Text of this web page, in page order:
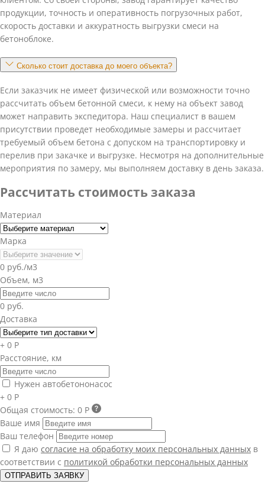
продукции, точность и оперативность погрузочных работ,
скорость доставки и аккуратность выгрузки смеси на
бетоноблоке.
Сколько стоит доставка до моего объекта?
Если заказчик не имеет физической или возможности точно
рассчитать объем бетонной смеси, к нему на объект завод
может направить экспедитора. Наш специалист в вашем
присутствии проведет необходимые замеры и рассчитает
требуемый объем бетона с допуском на транспортировку и
перелив при закачке и выгрузке. Несмотря на дополнительные
мероприятия по замеру, мы выполняем доставку в день заказа.
Рассчитать стоимость заказа
Материал
Марка
0 руб./м3
Объем, м3
0 руб.
Доставка
+ 0 Р
Расстояние, км
Нужен автобетононасос
+ 0 Р
Общая стоимость: 0 Р
Ваше имя
Ваш телефон
Я даю согласие на обработку моих персональных данных в
соответствии с политикой обработки персональных данных
ОТПРАВИТЬ ЗАЯВКУ